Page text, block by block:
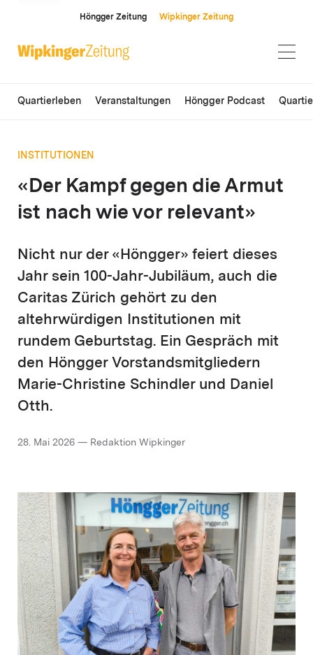
Höngger Zeitung Wipkinger Zeitung
Quartierleben Veranstaltungen Höngger Podcast
INSTITUTIONEN
«Der Kampf gegen die Armut
ist nach wie vor relevant»
Nicht nur der «Höngger» feiert dieses
Jahr sein 100-Jahr-Jubiläum, auch die
Caritas Zürich gehört zu den
altehrwürdigen Institutionen mit
rundem Geburtstag. Ein Gespräch mit
den Höngger Vorstandsmitgliedern
Marie-Christine Schindler und Daniel
Otth.
28. Mai 2026 — Redaktion Wipkinger